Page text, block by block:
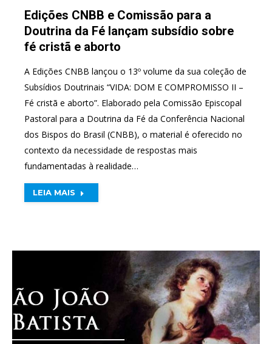
Edições CNBB e Comissão para a
Doutrina da Fé lançam subsídio sobre
fé cristã e aborto
A Edições CNBB lançou o 13º volume da sua coleção de
Subsídios Doutrinais “VIDA: DOM E COMPROMISSO II –
Fé cristã e aborto”. Elaborado pela Comissão Episcopal
Pastoral para a Doutrina da Fé da Conferência Nacional
dos Bispos do Brasil (CNBB), o material é oferecido no
contexto da necessidade de respostas mais
fundamentadas à realidade…
LEIA MAIS